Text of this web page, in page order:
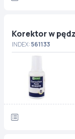
Korektor w
INDEX:561133